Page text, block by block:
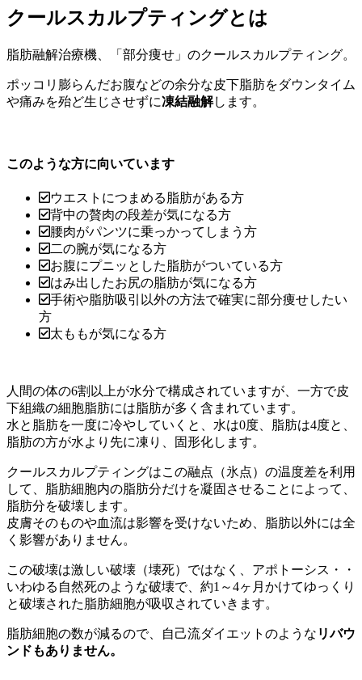
クールスカルプティングとは
脂肪融解治療機、「部分痩せ」のクールスカルプティング。
ポッコリ膨らんだお腹などの余分な皮下脂肪をダウンタイム
や痛みを殆ど生じさせずに凍結融解します。
このような方に向いています
ウエストにつまめる脂肪がある方
背中の贅肉の段差が気になる方
腰肉がパンツに乗っかってしまう方
二の腕が気になる方
お腹にプニッとした脂肪がついている方
はみ出したお尻の脂肪が気になる方
手術や脂肪吸引以外の方法で確実に部分痩せしたい
方
太ももが気になる方
人間の体の6割以上が水分で構成されていますが、一方で皮
下組織の細胞脂肪には脂肪が多く含まれています。
水と脂肪を一度に冷やしていくと、水は0度、脂肪は4度と、
脂肪の方が水より先に凍り、固形化します。
クールスカルプティングはこの融点（氷点）の温度差を利用
して、脂肪細胞内の脂肪分だけを凝固させることによって、
脂肪分を破壊します。
皮膚そのものや血流は影響を受けないため、脂肪以外には全
く影響がありません。
この破壊は激しい破壊（壊死）ではなく、アポトーシス・・
いわゆる自然死のような破壊で、約1～4ヶ月かけてゆっくり
と破壊された脂肪細胞が吸収されていきます。
脂肪細胞の数が減るので、自己流ダイエットのような リバウ
ンドもありません。